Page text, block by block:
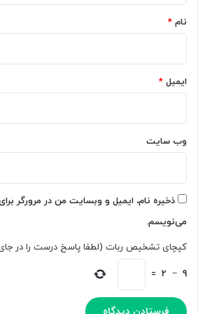
ن
ا
م
و
ز
ا
خ
ش
آ
د
ی
گ
ی
ن
ح
ل
ا
ه
ب
ه
ش
م
ن
ی
نام *
ایمیل *
وب‌ سایت
ذخیره نام، ایمیل و وبسایت من در مرورگر
می‌نویسم.
کپچای تشخیص ربات (لطفا پاسخ درست را در جای
9
−
2
=